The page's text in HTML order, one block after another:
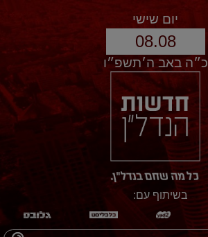
יום שישי
08.08
כ״ה באב ה׳תשפ״ו
בשיתוף עם: